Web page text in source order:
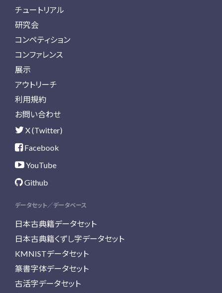
チュートリアル
研究会
コンペティション
コンファレンス
展示
アウトリーチ
利用規約
お問い合わせ
X (Twitter)
Facebook
YouTube
Github
データセット／データベース
日本古典籍データセット
日本古典籍くずし字データセット
KMNISTデータセット
篆書字体データセット
古活字データセット